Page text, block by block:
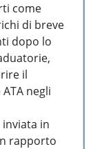
come
di breve
dopo lo
il
negli
in
rapporto